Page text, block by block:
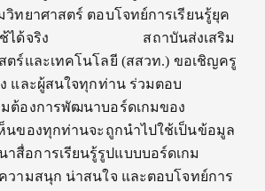
วิทยาศาสตร์ ตอบโจทย์การเรียนรู้ยุค
ะใช้ได้จริง สถาบันส่งเสริม
ตร์และเทคโนโลยี (สสวท.) ขอเชิญครู
และผู้สนใจทุกท่าน ร่วมตอบ
ต้องการพัฒนาบอร์ดเกมของ
นของทุกท่านจะถูกนำไปใช้เป็นข้อมูล
สื่อการเรียนรู้รูปแบบบอร์ดเกม
วามสนุก น่าสนใจ และตอบโจทย์การ